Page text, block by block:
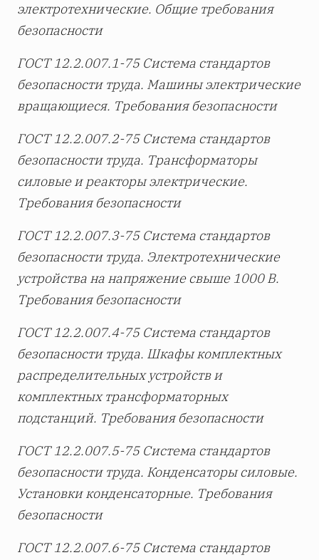
электротехнические. Общие требования
безопасности
ГОСТ 12.2.007.1-75 Система стандартов
безопасности труда. Машины электрические
вращающиеся. Требования безопасности
ГОСТ 12.2.007.2-75 Система стандартов
безопасности труда. Трансформаторы
силовые и реакторы электрические.
Требования безопасности
ГОСТ 12.2.007.3-75 Система стандартов
безопасности труда. Электротехнические
устройства на напряжение свыше 1000 В.
Требования безопасности
ГОСТ 12.2.007.4-75 Система стандартов
безопасности труда. Шкафы комплектных
распределительных устройств и
комплектных трансформаторных
подстанций. Требования безопасности
ГОСТ 12.2.007.5-75 Система стандартов
безопасности труда. Конденсаторы силовые.
Установки конденсаторные. Требования
безопасности
ГОСТ 12.2.007.6-75 Система стандартов